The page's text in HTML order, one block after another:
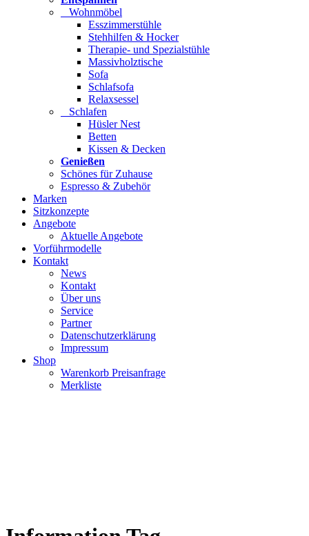
Wohnmöbel
Esszimmerstühle
Stehhilfen & Hocker
Therapie- und Spezialstühle
Massivholztische
Sofa
Schlafsofa
Relaxsessel
Schlafen
Hüsler Nest
Betten
Kissen & Decken
Genießen
Schönes für Zuhause
Espresso & Zubehör
Marken
Sitzkonzepte
Angebote
Aktuelle Angebote
Vorführmodelle
Kontakt
News
Kontakt
Über uns
Service
Partner
Datenschutzerklärung
Impressum
Shop
Warenkorb Preisanfrage
Merkliste